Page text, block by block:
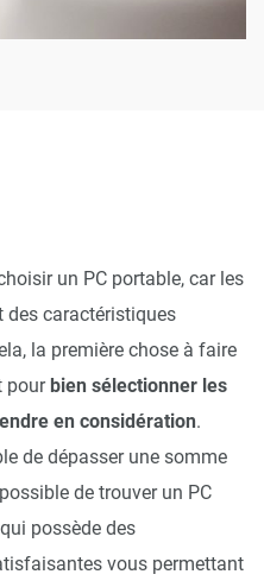
un PC portable, car les
des caractéristiques
la première chose à faire
pour bien sélectionner les
en considération.
de dépasser une somme
de trouver un PC
possède des
vous permettant